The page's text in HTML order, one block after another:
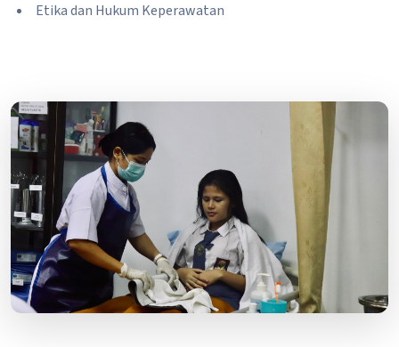
Etika dan Hukum Keperawatan